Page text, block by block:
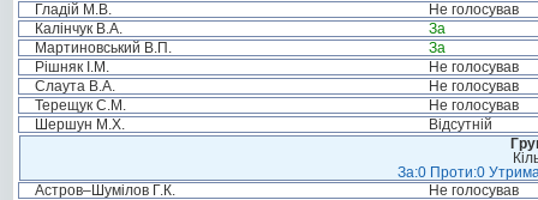
Гладій М.В.
Не голосував
Калінчук В.А.
За
Мартиновський В.П.
За
Рішняк І.М.
Не голосував
Слаута В.А.
Не голосував
Терещук С.М.
Не голосував
Шершун М.Х.
Відсутній
За:0 Проти:0
Астров–Шумілов Г.К.
Не голосував